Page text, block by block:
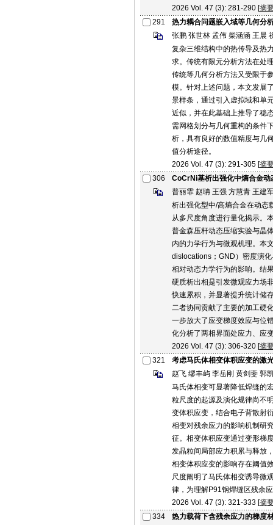
2026 Vol. 47 (3): 281-290 [摘
291
热力耦合问题嵌入域等几何分
张鹏 张世林 孟伟 柴涵涵 王晨
复杂三维结构中的热传导及热
求。传统有限元分析方法在处
传统等几何分析方法又受限于
模。针对上述问题，本文发展
景样条，通过引入虚拟域和单
近似，并在此基础上推导了稳
需网格划分与几何重构的条件
析，具有良好的数值精度与几
值分析途径。
2026 Vol. 47 (3): 291-305 [摘
306
CoCrNi基析出强化中熵合金动
普丽霏 赵聃 王强 方慧青 王建
析出强化型中/高熵合金在动态
从多尺度角度进行量化揭示。
普金森压杆动态压缩实验与晶
内的力学行为与微观机理。本
dislocations；GND）密度演
相对动态力学行为的影响。结
硬质析出相是引发微观应力场
快速累积，并显著提升统计储
二者协同贡献了主要的加工硬
一步放大了应变梯度效应与位
化分析了两相界面处应力、应
2026 Vol. 47 (3): 306-320 [摘
321
考虑马氏体相变体积应变的激
赵飞 缪丰屿 李岳刚 黄剑斐 郭
马氏体相变可显著降低焊缝的
粒尺度的起源及演化规律尚不
变体积应变，结合电子背散射
相变对残余应力的影响机制研
征。相变体积应变通过变形梯
发晶粒间局部应力积累与释放
相变体积应变的影响存在阈值
尺度阐明了马氏体相变诱导微
律，为理解P91钢焊缝区残余
2026 Vol. 47 (3): 321-333 [摘
334
热力载荷下含残余应力的梯度